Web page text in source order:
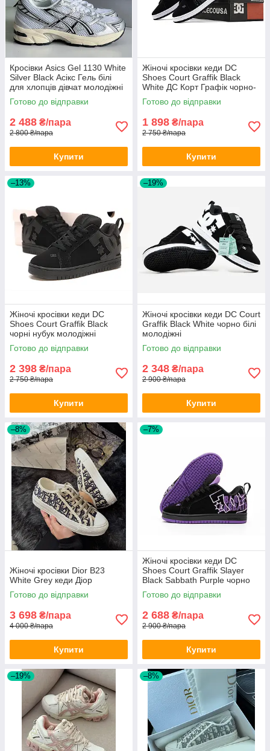
Кросівки Asics Gel 1130 White
Silver Black Асікс Гель білі
для хлопців дівчат молодіжні
весна літо
Готово до відправки
2 488 ₴/пара
2 800 ₴/пара
Купити
Жіночі кросівки кеди DC
Shoes Court Graffik Black
White ДС Корт Графік чорно-
білі нубук молодіжні
Готово до відправки
1 898 ₴/пара
2 750 ₴/пара
Купити
–13%
Жіночі кросівки кеди DC
Shoes Court Graffik Black
чорні нубук молодіжні
Готово до відправки
2 398 ₴/пара
2 750 ₴/пара
Купити
–19%
Жіночі кросівки кеди DC Court
Graffik Black White чорно білі
молодіжні
Готово до відправки
2 348 ₴/пара
2 900 ₴/пара
Купити
–8%
Жіночі кросівки Dior B23
White Grey кеди Діор
Готово до відправки
3 698 ₴/пара
4 000 ₴/пара
Купити
–7%
Жіночі кросівки кеди DC
Shoes Court Graffik Slayer
Black Sabbath Purple чорно
фіолетові нубук молодіжні
Готово до відправки
2 688 ₴/пара
2 900 ₴/пара
Купити
–19% –8%